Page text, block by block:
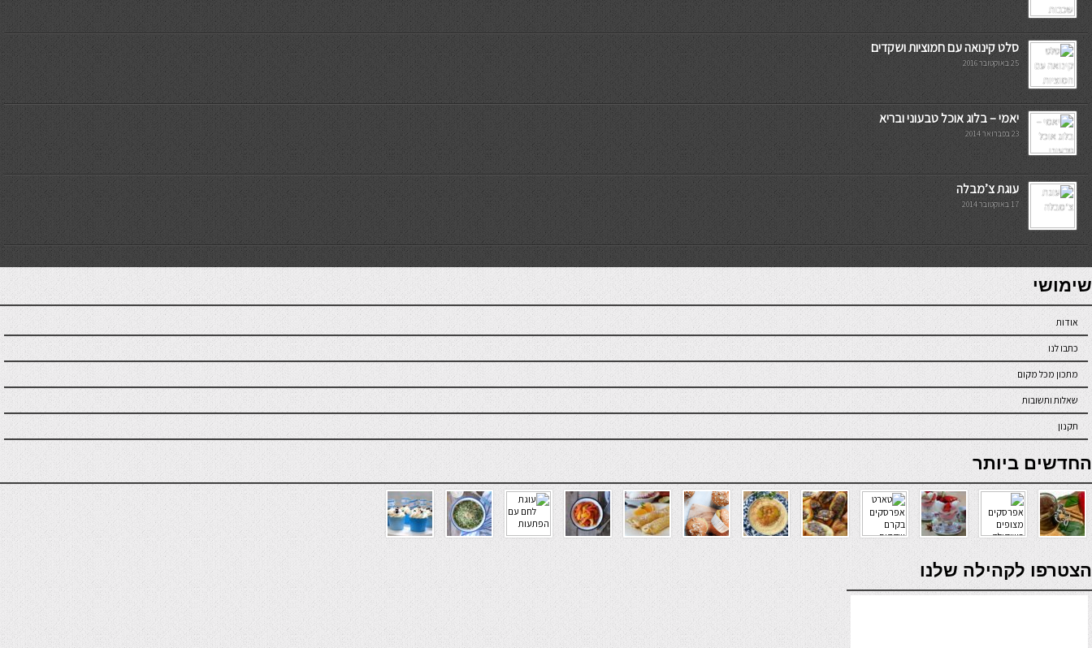
סלט קינואה עם חמוציות ושקדים
25 באוקטובר 2016
יאמי – בלוג אוכל טבעוני ובריא
23 בפברואר 2014
עוגת צ’מבלה
17 באוקטובר 2014
7slots
seriöse online casinos österreich
שימושי
אודות
כתבו לנו
מתכון מכל מקום
שאלות ותשובות
תקנון
online casino
החדשים ביותר
verde casino
הצטרפו לקהילה שלנו